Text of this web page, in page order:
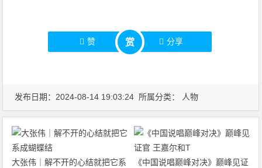
赞 赏 分享
发布日期：2024-08-14 19:03:24 所属分类： 人物
大张伟｜解不开的心结就把它系
《中国说唱巅峰对决》巅峰见证